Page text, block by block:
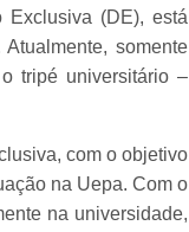
(DE), está
somente
tripé universitário –
com o objetivo
na Uepa. Com o
na universidade,